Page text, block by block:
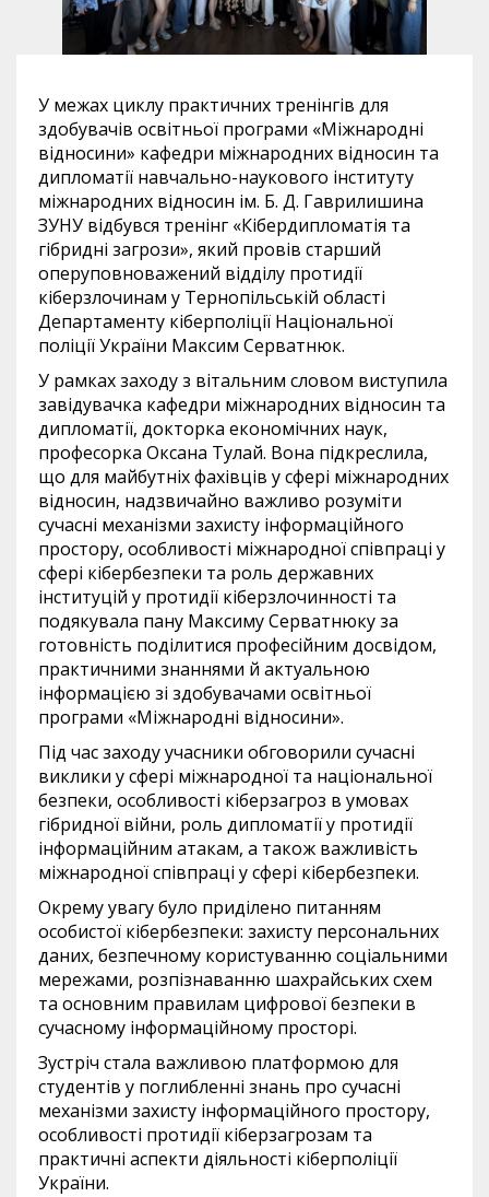
У межах циклу практичних тренінгів для
здобувачів освітньої програми «Міжнародні
відносини» кафедри міжнародних відносин та
дипломатії навчально-наукового інституту
міжнародних відносин ім. Б. Д. Гаврилишина
ЗУНУ відбувся тренінг «Кібердипломатія та
гібридні загрози», який провів старший
оперуповноважений відділу протидії
кіберзлочинам у Тернопільській області
Департаменту кіберполіції Національної
поліції України Максим Серватнюк.
У рамках заходу з вітальним словом виступила
завідувачка кафедри міжнародних відносин та
дипломатії, докторка економічних наук,
професорка Оксана Тулай. Вона підкреслила,
що для майбутніх фахівців у сфері міжнародних
відносин, надзвичайно важливо розуміти
сучасні механізми захисту інформаційного
простору, особливості міжнародної співпраці у
сфері кібербезпеки та роль державних
інституцій у протидії кіберзлочинності та
подякувала пану Максиму Серватнюку за
готовність поділитися професійним досвідом,
практичними знаннями й актуальною
інформацією зі здобувачами освітньої
програми «Міжнародні відносини».
Під час заходу учасники обговорили сучасні
виклики у сфері міжнародної та національної
безпеки, особливості кіберзагроз в умовах
гібридної війни, роль дипломатії у протидії
інформаційним атакам, а також важливість
міжнародної співпраці у сфері кібербезпеки.
Окрему увагу було приділено питанням
особистої кібербезпеки: захисту персональних
даних, безпечному користуванню соціальними
мережами, розпізнаванню шахрайських схем
та основним правилам цифрової безпеки в
сучасному інформаційному просторі.
Зустріч стала важливою платформою для
студентів у поглибленні знань про сучасні
механізми захисту інформаційного простору,
особливості протидії кіберзагрозам та
практичні аспекти діяльності кіберполіції
України.